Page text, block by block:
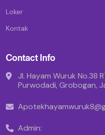
Loker
Kontak
Contact Info
Jl. Hayam Wuruk No.38
Purwodadi, Grobogan,
Admin: